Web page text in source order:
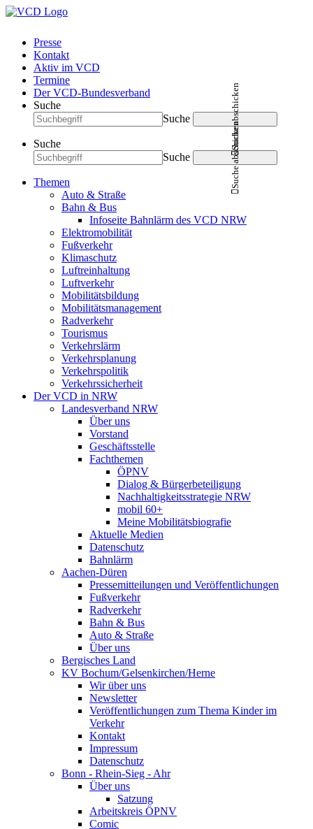
Presse
Kontakt
Aktiv im VCD
Termine
Der VCD-Bundesverband
Suche
Suche
Suche abschicken
Suche
Suche
Suche abschicken
Themen
Auto & Straße
Bahn & Bus
Infoseite Bahnlärm des VCD NRW
Elektromobilität
Fußverkehr
Klimaschutz
Luftreinhaltung
Luftverkehr
Mobilitätsbildung
Mobilitätsmanagement
Radverkehr
Tourismus
Verkehrslärm
Verkehrsplanung
Verkehrspolitik
Verkehrssicherheit
Der VCD in NRW
Landesverband NRW
Über uns
Vorstand
Geschäftsstelle
Fachthemen
ÖPNV
Dialog & Bürgerbeteiligung
Nachhaltigkeitsstrategie NRW
mobil 60+
Meine Mobilitätsbiografie
Aktuelle Medien
Datenschutz
Bahnlärm
Aachen-Düren
Pressemitteilungen und Veröffentlichungen
Fußverkehr
Radverkehr
Bahn & Bus
Auto & Straße
Über uns
Bergisches Land
KV Bochum/Gelsenkirchen/Herne
Wir über uns
Newsletter
Veröffentlichungen zum Thema Kinder im
Verkehr
Kontakt
Impressum
Datenschutz
Bonn - Rhein-Sieg - Ahr
Über uns
Satzung
Arbeitskreis ÖPNV
Comic